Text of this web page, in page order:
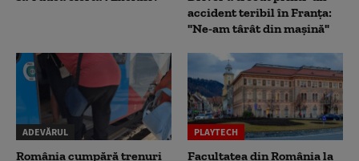
accident teribil în Franța:
"Ne-am târât din mașină"
ADEVĂRUL
România cumpără trenuri
PLAYTECH
Facultatea din România la